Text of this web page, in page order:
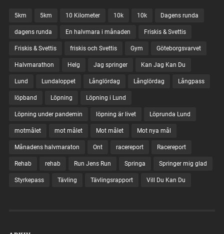
5km 5km 10 Kilometer 10k 10k Dagens runda
dagens runda En halvmara i månaden Friskis & Svettis
Friskis & Svettis friskis och Svettis Gym Göteborgsvarvet
Halvmarathon Helg Jag springer Kan Jag Kan Du
Lund Lundaloppet Långlördag Långlördag Långpass
löpband Löpning Löpning i Lund
Löpning under pandemin löpning är livet Löprunda Lund
motmålet mot målet Mot målet Mot nya mål
Månadens halvmaraton Ont racereport Racereport
Rehab rehab Run Jens Run Springa Springer mig glad
Styrkepass Tävling Tävlingsrapport Vill Du Kan Du